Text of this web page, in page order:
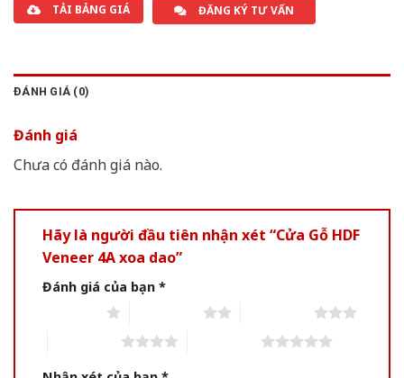
TẢI BẢNG GIÁ ĐĂNG KÝ TƯ VẤN
ĐÁNH GIÁ (0)
Đánh giá
Chưa có đánh giá nào.
Hãy là người đầu tiên nhận xét “Cửa Gỗ HDF
Veneer 4A xoa dao”
Đánh giá của bạn *